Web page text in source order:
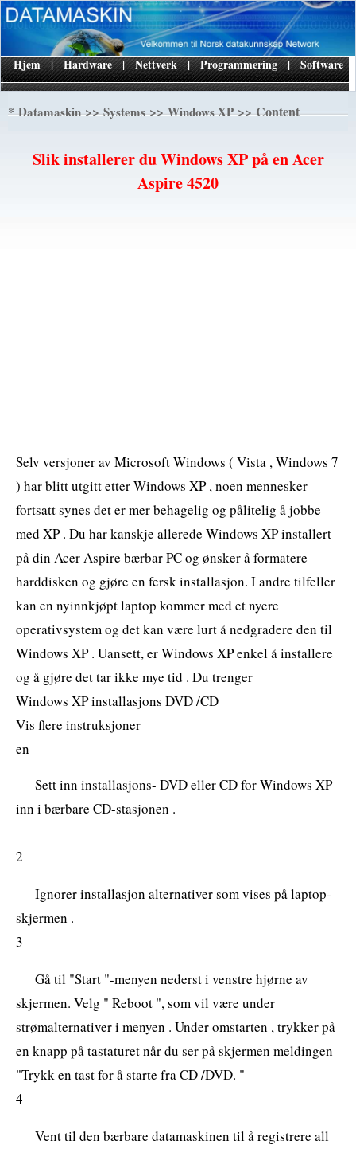
|
Hjem | Hardware | Nettverk | Programmering | Software
*Datamaskin>>Systems>>Windows XP>> Content
Slik installerer du Windows XP på en Acer
Aspire 4520
Selv versjoner av Microsoft Windows ( Vista , Windows 7
) har blitt utgitt etter Windows XP , noen mennesker
fortsatt synes det er mer behagelig og pålitelig å jobbe
med XP . Du har kanskje allerede Windows XP installert
på din Acer Aspire bærbar PC og ønsker å formatere
harddisken og gjøre en fersk installasjon. I andre tilfeller
kan en nyinnkjøpt laptop kommer med et nyere
operativsystem og det kan være lurt å nedgradere den til
Windows XP . Uansett, er Windows XP enkel å installere
og å gjøre det tar ikke mye tid . Du trenger
Windows XP installasjons DVD /CD
Vis flere instruksjoner
en
Sett inn installasjons- DVD eller CD for Windows XP
inn i bærbare CD-stasjonen .
2
Ignorer installasjon alternativer som vises på laptop-
skjermen .
3
Gå til "Start "-menyen nederst i venstre hjørne av
skjermen. Velg " Reboot ", som vil være under
strømalternativer i menyen . Under omstarten , trykker på
en knapp på tastaturet når du ser på skjermen meldingen
"Trykk en tast for å starte fra CD /DVD. "
4
Vent til den bærbare datamaskinen til å registrere all